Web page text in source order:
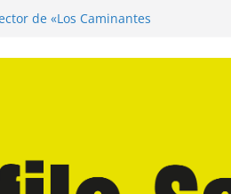
de «Los Caminantes